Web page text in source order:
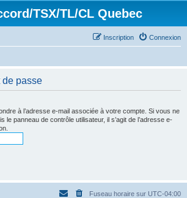
TSX/TL/CL Quebec
Connexion
Inscription
de passe
à l’adresse e-mail associée à votre compte. Si vous ne
le panneau de contrôle utilisateur, il s’agit de l’adresse e-
Fuseau horaire sur UTC-04:00